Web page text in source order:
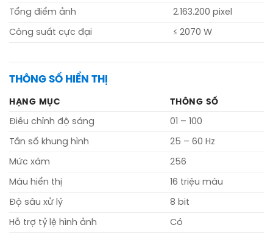
Tổng điểm ảnh 2.163.200 pixel
Công suất cực đại ≤ 2070 W
THÔNG SỐ HIỂN THỊ
HẠNG MỤC
THÔNG SỐ
Điều chỉnh độ sáng
01 – 100
Tần số khung hình 25 – 60 Hz
Mức xám 256
Màu hiển thị 16 triệu màu
Độ sâu xử lý 8 bit
Hỗ trợ tỷ lệ hình ảnh Có